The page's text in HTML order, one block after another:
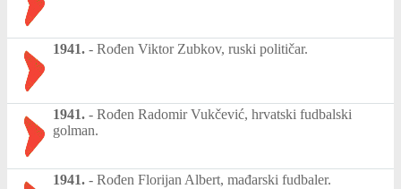
1941. - Rođen Viktor Zubkov, ruski političar.
1941. - Rođen Radomir Vukčević, hrvatski fudbalski
golman.
1941. - Rođen Florijan Albert, mađarski fudbaler.